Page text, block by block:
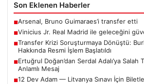
Son Eklenen Haberler
■Arsenal, Bruno Guimaraes’i transfer etti
■Vinicius Jr. Real Madrid ile geleceğini
■Transfer Krizi Soruşturmaya Dönüştü:
Hakkında Resmi İşlem Başlatıldı
■Ertuğrul Doğan’dan Serdal Adalı’ya
Anlamlı Mesaj
■12 Dev Adam — Litvanya Sınavı İçin